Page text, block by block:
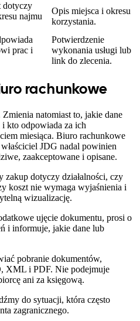
dotyczy
najmu
Opis miejsca i okresu
korzystania.
prac i
Potwierdzenie
wykonania usługi lub
link do zlecenia.
rachunkowe
natomiast to, jakie dane
kto odpowiada za ich
miesiąca. Biuro rachunkowe
JDG nadal powinien
zaakceptowane i opisane.
zakup dotyczy działalności, czy
koszt nie wymaga wyjaśnienia i
wizualizację.
ujęcie dokumentu, prosi o
i informuje, jakie dane lub
pobranie dokumentów,
XML i PDF. Nie podejmuje
ani za księgową.
do sytuacji, która często
zagranicznego.